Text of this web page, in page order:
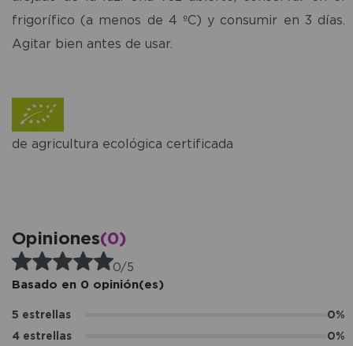
frigorífico (a menos de 4 ºC) y consumir en 3 días.
Agitar bien antes de usar.
de agricultura ecológica certificada
Opiniones(0)
0/5
Basado en 0 opinión(es)
5 estrellas
0%
4 estrellas
0%